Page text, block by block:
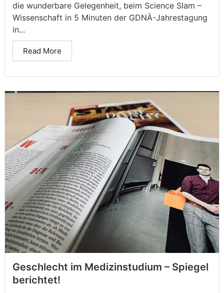
die wunderbare Gelegenheit, beim Science Slam –
Wissenschaft in 5 Minuten der GDNÄ-Jahrestagung
in...
Read More
Geschlecht im Medizinstudium – Spiegel
berichtet!